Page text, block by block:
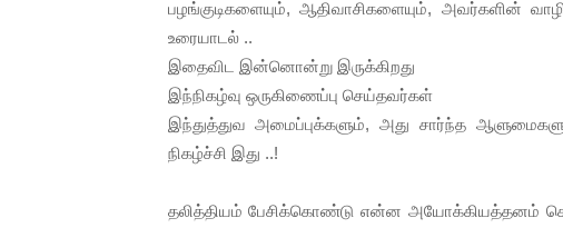
பழங்குடிகளையும், ஆதிவாசிகளையும், அவர்களின்
உரையாடல் ..
இதைவிட இன்னொன்று இருக்கிறது
இந்நிகழ்வு ஒருகிணைப்பு செய்தவர்கள்
இந்துத்துவ அமைப்புக்களும், அது சார்ந்த
நிகழ்ச்சி இது ..!
தலித்தியம் பேசிக்கொண்டு என்ன அயோக்கியத்தனம்